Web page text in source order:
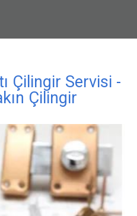
Çilingir Servisi -
Çilingir